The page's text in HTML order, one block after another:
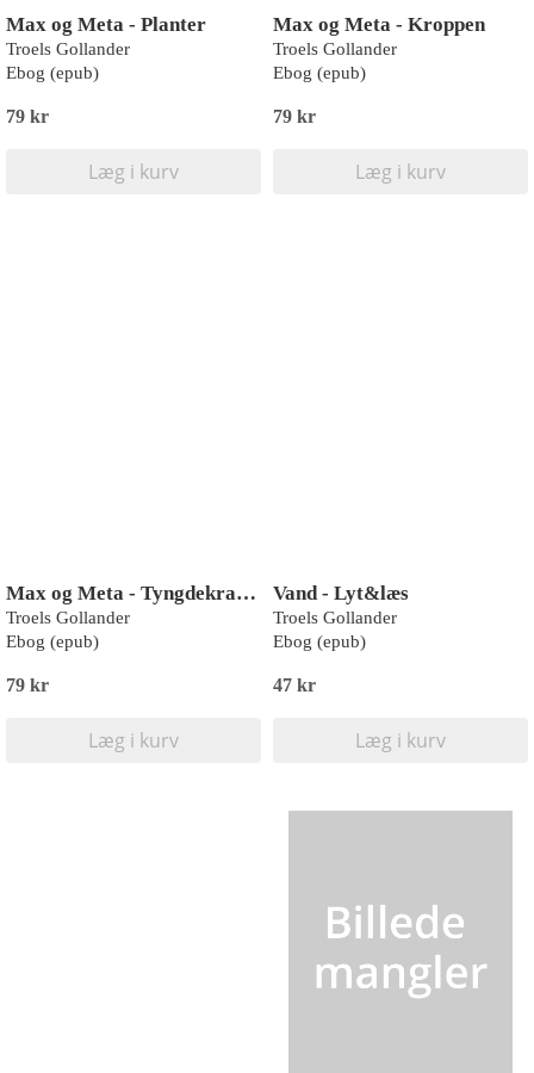
Max og Meta - Planter
Troels Gollander
Ebog (epub)
79 kr
Læg i kurv
Max og Meta - Kroppen
Troels Gollander
Ebog (epub)
79 kr
Læg i kurv
Max og Meta - Tyngdekraften
Troels Gollander
Ebog (epub)
79 kr
Læg i kurv
Vand - Lyt&læs
Troels Gollander
Ebog (epub)
47 kr
Læg i kurv